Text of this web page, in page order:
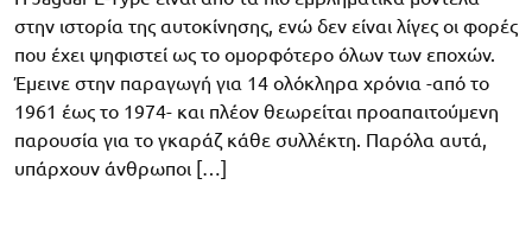
στην ιστορία της αυτοκίνησης, ενώ δεν είναι λίγες οι φορές
που έχει ψηφιστεί ως το ομορφότερο όλων των εποχών.
Έμεινε στην παραγωγή για 14 ολόκληρα χρόνια -από το
1961 έως το 1974- και πλέον θεωρείται προαπαιτούμενη
παρουσία για το γκαράζ κάθε συλλέκτη. Παρόλα αυτά,
υπάρχουν άνθρωποι […]